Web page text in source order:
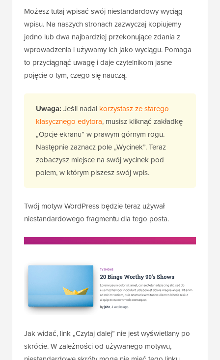
Możesz tutaj wpisać swój niestandardowy wyciąg
wpisu. Na naszych stronach zazwyczaj kopiujemy
jedno lub dwa najbardziej przekonujące zdania z
wprowadzenia i używamy ich jako wyciągu. Pomaga
to przyciągnąć uwagę i daje czytelnikom jasne
pojęcie o tym, czego się nauczą.
Uwaga: Jeśli nadal korzystasz ze starego
klasycznego edytora, musisz kliknąć zakładkę
„Opcje ekranu” w prawym górnym rogu.
Następnie zaznacz pole „Wycinek”. Teraz
zobaczysz miejsce na swój wycinek pod
polem, w którym piszesz swój wpis.
Twój motyw WordPress będzie teraz używał
niestandardowego fragmentu dla tego posta.
Jak widać, link „Czytaj dalej” nie jest wyświetlany po
skrócie. W zależności od używanego motywu,